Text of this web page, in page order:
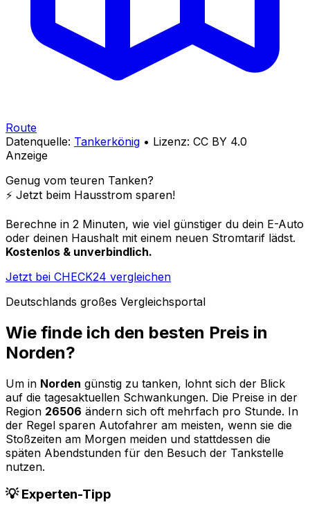
Route
Datenquelle: Tankerkönig • Lizenz: CC BY 4.0
Anzeige
Genug vom teuren Tanken?
⚡️ Jetzt beim Hausstrom sparen!
Berechne in 2 Minuten, wie viel günstiger du dein E-Auto
oder deinen Haushalt mit einem neuen Stromtarif lädst.
Kostenlos & unverbindlich.
Jetzt bei CHECK24 vergleichen
Deutschlands großes Vergleichsportal
Wie finde ich den besten Preis in
Norden?
Um in Norden günstig zu tanken, lohnt sich der Blick
auf die tagesaktuellen Schwankungen. Die Preise in der
Region 26506 ändern sich oft mehrfach pro Stunde. In
der Regel sparen Autofahrer am meisten, wenn sie die
Stoßzeiten am Morgen meiden und stattdessen die
späten Abendstunden für den Besuch der Tankstelle
nutzen.
💡 Experten-Tipp